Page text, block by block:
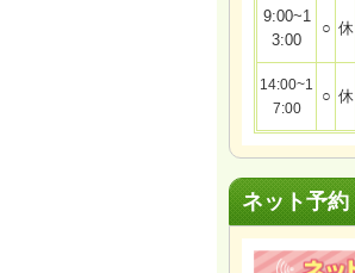
9:00~1
3:00
○ 休
14:00~1
7:00
○ 休
ネット予約